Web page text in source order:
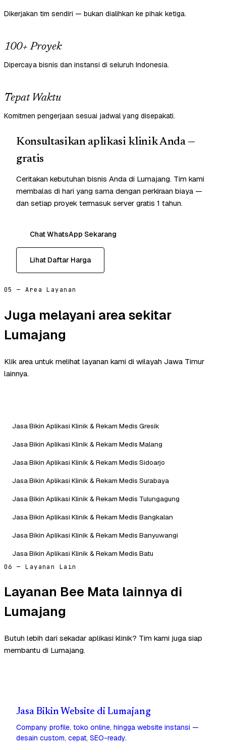
Dikerjakan tim sendiri — bukan dialihkan ke pihak ketiga.
100+ Proyek
Dipercaya bisnis dan instansi di seluruh Indonesia.
Tepat Waktu
Komitmen pengerjaan sesuai jadwal yang disepakati.
Konsultasikan aplikasi klinik Anda —
gratis
Ceritakan kebutuhan bisnis Anda di Lumajang. Tim kami
membalas di hari yang sama dengan perkiraan biaya —
dan setiap proyek termasuk server gratis 1 tahun.
Chat WhatsApp Sekarang
Lihat Daftar Harga
05 — Area Layanan
Juga melayani area sekitar
Lumajang
Klik area untuk melihat layanan kami di wilayah Jawa Timur
lainnya.
Jasa Bikin Aplikasi Klinik & Rekam Medis Gresik
Jasa Bikin Aplikasi Klinik & Rekam Medis Malang
Jasa Bikin Aplikasi Klinik & Rekam Medis Sidoarjo
Jasa Bikin Aplikasi Klinik & Rekam Medis Surabaya
Jasa Bikin Aplikasi Klinik & Rekam Medis Tulungagung
Jasa Bikin Aplikasi Klinik & Rekam Medis Bangkalan
Jasa Bikin Aplikasi Klinik & Rekam Medis Banyuwangi
Jasa Bikin Aplikasi Klinik & Rekam Medis Batu
06 — Layanan Lain
Layanan Bee Mata lainnya di
Lumajang
Butuh lebih dari sekadar aplikasi klinik? Tim kami juga siap
membantu di Lumajang.
Jasa Bikin Website di Lumajang
Company profile, toko online, hingga website instansi —
desain custom, cepat, SEO-ready.